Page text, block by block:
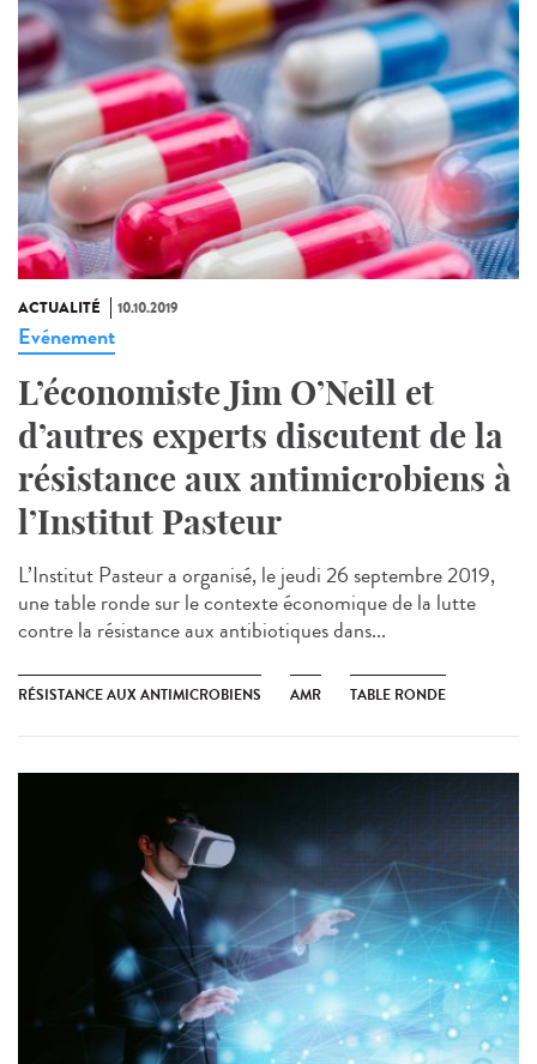
ACTUALITÉ 10.10.2019
Evénement
L’économiste Jim O’Neill et
d’autres experts discutent de la
résistance aux antimicrobiens à
l’Institut Pasteur
L’Institut Pasteur a organisé, le jeudi 26 septembre 2019,
une table ronde sur le contexte économique de la lutte
contre la résistance aux antibiotiques dans...
RÉSISTANCE AUX ANTIMICROBIENS AMR TABLE RONDE